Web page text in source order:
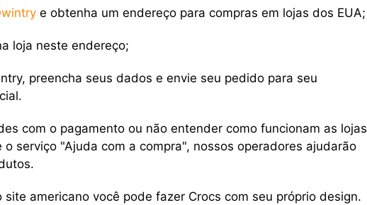
e obtenha um endereço para compras em lojas dos EUA;
loja neste endereço;
preencha seus dados e envie seu pedido para seu
com o pagamento ou não entender como funcionam as lojas
o serviço "Ajuda com a compra", nossos operadores ajudarão
americano você pode fazer Crocs com seu próprio design.